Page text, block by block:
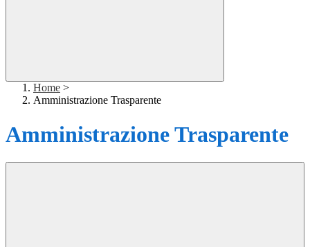
Home >
Amministrazione Trasparente
Amministrazione Trasparente